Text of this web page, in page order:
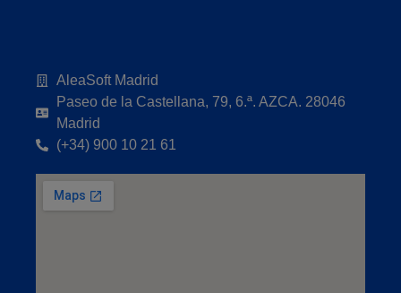
AleaSoft Madrid
Paseo de la Castellana, 79, 6.ª. AZCA. 28046
Madrid
(+34) 900 10 21 61